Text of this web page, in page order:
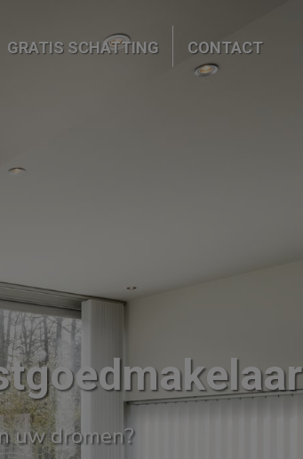
GRATIS SCHATTING CONTACT
uw dromen?